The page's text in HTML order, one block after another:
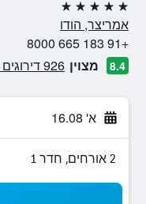
5 כוכבים
אמריצר, הודו
+91 183 665 8000
8.4 מצוין 926 דירוגים מאומתים
א' 16.08
2 אורחים, חדר 1